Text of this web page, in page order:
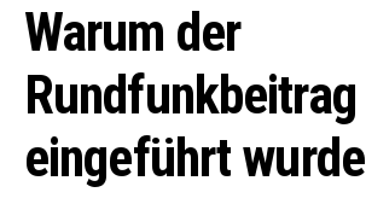
Warum der
Rundfunkbeitrag
eingeführt wurde